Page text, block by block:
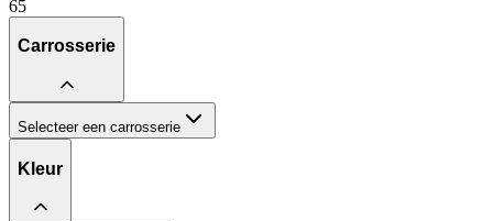
65
Carrosserie
Selecteer een carrosserie
Kleur